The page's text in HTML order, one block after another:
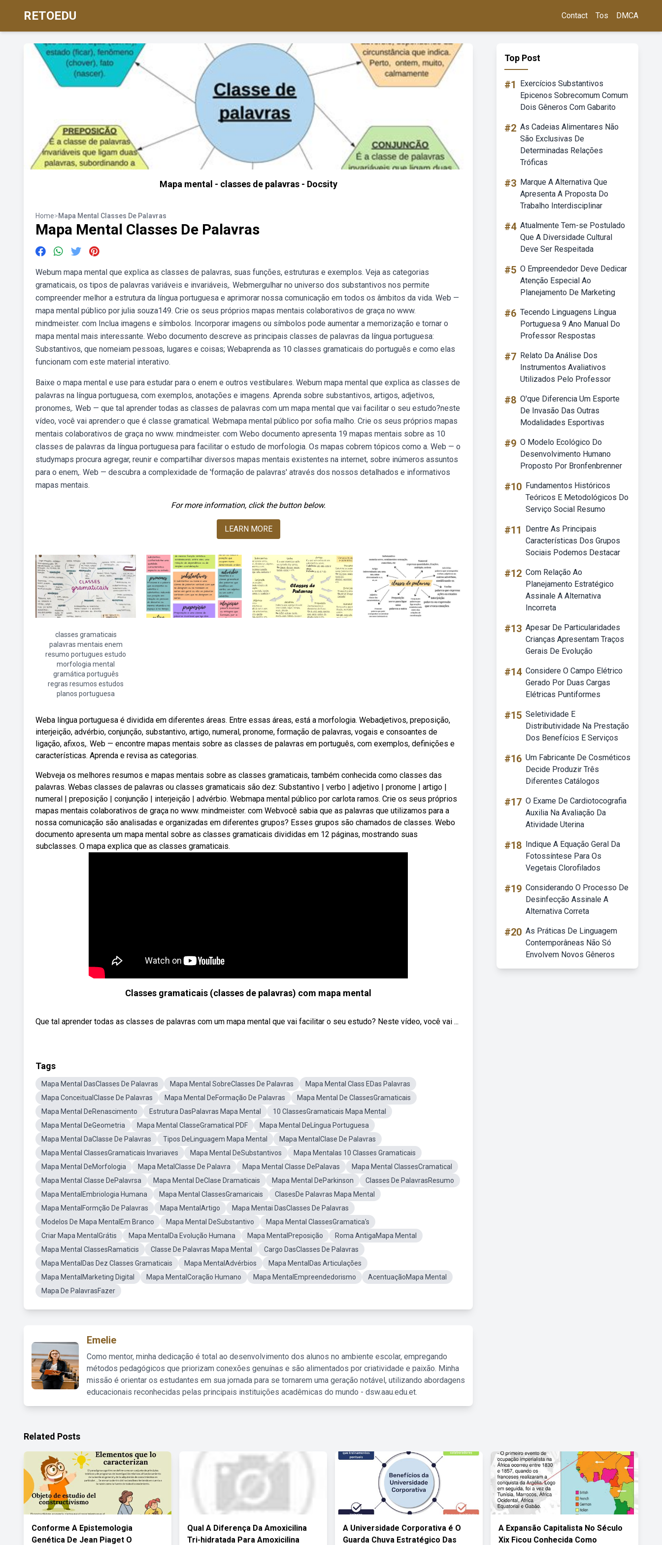
RETOEDU Contact Tos DMCA
Mapa mental - classes de palavras - Docsity
Home>Mapa Mental Classes De Palavras
Mapa Mental Classes De Palavras
Webum mapa mental que explica as classes de palavras, suas funções, estruturas e exemplos. Veja as categorias
gramaticais, os tipos de palavras variáveis e invariáveis,. Webmergulhar no universo dos substantivos nos permite
compreender melhor a estrutura da língua portuguesa e aprimorar nossa comunicação em todos os âmbitos da vida. Web —
mapa mental público por julia souza149. Crie os seus próprios mapas mentais colaborativos de graça no www.
mindmeister. com Inclua imagens e símbolos. Incorporar imagens ou símbolos pode aumentar a memorização e tornar o
mapa mental mais interessante. Webo documento descreve as principais classes de palavras da língua portuguesa:
Substantivos, que nomeiam pessoas, lugares e coisas; Webaprenda as 10 classes gramaticais do português e como elas
funcionam com este material interativo.
Baixe o mapa mental e use para estudar para o enem e outros vestibulares. Webum mapa mental que explica as classes de
palavras na língua portuguesa, com exemplos, anotações e imagens. Aprenda sobre substantivos, artigos, adjetivos,
pronomes,. Web — que tal aprender todas as classes de palavras com um mapa mental que vai facilitar o seu estudo?neste
vídeo, você vai aprender:o que é classe gramatical. Webmapa mental público por sofia malho. Crie os seus próprios mapas
mentais colaborativos de graça no www. mindmeister. com Webo documento apresenta 19 mapas mentais sobre as 10
classes de palavras da língua portuguesa para facilitar o estudo de morfologia. Os mapas cobrem tópicos como a. Web — o
studymaps procura agregar, reunir e compartilhar diversos mapas mentais existentes na internet, sobre inúmeros assuntos
para o enem,. Web — descubra a complexidade de 'formação de palavras' através dos nossos detalhados e informativos
mapas mentais.
For more information, click the button below.
LEARN MORE
classes gramaticais
palavras mentais enem
resumo portugues estudo
morfologia mental
gramática português
regras resumos estudos
planos portuguesa
Weba língua portuguesa é dividida em diferentes áreas. Entre essas áreas, está a morfologia. Webadjetivos, preposição,
interjeição, advérbio, conjunção, substantivo, artigo, numeral, pronome, formação de palavras, vogais e consoantes de
ligação, afixos,. Web — encontre mapas mentais sobre as classes de palavras em português, com exemplos, definições e
características. Aprenda e revisa as categorias.
Webveja os melhores resumos e mapas mentais sobre as classes gramaticais, também conhecida como classes das
palavras. Webas classes de palavras ou classes gramaticais são dez: Substantivo | verbo | adjetivo | pronome | artigo |
numeral | preposição | conjunção | interjeição | advérbio. Webmapa mental público por carlota ramos. Crie os seus próprios
mapas mentais colaborativos de graça no www. mindmeister. com Webvocê sabia que as palavras que utilizamos para a
nossa comunicação são analisadas e organizadas em diferentes grupos? Esses grupos são chamados de classes. Webo
documento apresenta um mapa mental sobre as classes gramaticais divididas em 12 páginas, mostrando suas
subclasses. O mapa explica que as classes gramaticais.
Classes gramaticais (classes de palavras) com mapa mental
Que tal aprender todas as classes de palavras com um mapa mental que vai facilitar o seu estudo? Neste vídeo, você vai ...
Tags
Mapa Mental DasClasses De Palavras Mapa Mental SobreClasses De Palavras
Mapa Mental Class EDas Palavras
Mapa ConceitualClasse De Palavras
Mapa Mental DeFormação De Palavras
Mapa Mental De ClassesGramaticais
Mapa Mental DeRenascimento
Estrutura DasPalavras Mapa Mental
10 ClassesGramaticais Mapa Mental
Mapa Mental DeGeometria
Mapa Mental ClasseGramatical PDF
Mapa Mental DeLíngua Portuguesa
Mapa Mental DaClasse De Palavras
Tipos DeLinguagem Mapa Mental
Mapa MentalClase De Palavras
Mapa Mental ClassesGramaticais Invariaves
Mapa Mental DeSubstantivos
Mapa Mentalas 10 Classes Gramaticais
Mapa Mental DeMorfologia
Mapa MetalClasse De Palavra Mapa Mental Classe DePalavas
Mapa Mental ClassesCramatical
Mapa Mental Classe DePalavrsa
Mapa Mental DeClase Dramaticais Mapa Mental DeParkinson
Classes De PalavrasResumo
Mapa MentalEmbriologia Humana
Mapa Mental ClassesGramaricais
ClasesDe Palavras Mapa Mental
Mapa MentalFormção De Palavras
Mapa MentalArtigo
Mapa Mentai DasClasses De Palavras
Modelos De Mapa MentalEm Branco
Mapa Mental DeSubstantivo
Mapa Mental ClassesGramatica's
Criar Mapa MentalGrátis
Mapa MentalDa Evolução Humana Mapa MentalPreposição
Roma AntigaMapa Mental
Mapa Mental ClassesRamaticis
Classe De Palavras Mapa Mental
Cargo DasClasses De Palavras
Mapa MentalDas Dez Classes Gramaticais
Mapa MentalAdvérbios
Mapa MentalDas Articulações
Mapa MentalMarketing Digital
Mapa MentalCoração Humano Mapa MentalEmpreendedorismo
AcentuaçãoMapa Mental
Mapa De PalavrasFazer
Emelie
Como mentor, minha dedicação é total ao desenvolvimento dos alunos no ambiente escolar, empregando
métodos pedagógicos que priorizam conexões genuínas e são alimentados por criatividade e paixão. Minha
missão é orientar os estudantes em sua jornada para se tornarem uma geração notável, utilizando abordagens
educacionais reconhecidas pelas principais instituições acadêmicas do mundo - dsw.aau.edu.et.
Top Post
#1
Exercícios Substantivos
Epicenos Sobrecomum Comum
Dois Gêneros Com Gabarito
#2 As Cadeias Alimentares Não
São Exclusivas De
Determinadas Relações
Tróficas
#3 Marque A Alternativa Que
Apresenta A Proposta Do
Trabalho Interdisciplinar
#4 Atualmente Tem-se Postulado
Que A Diversidade Cultural
Deve Ser Respeitada
#5 O Empreendedor Deve Dedicar
Atenção Especial Ao
Planejamento De Marketing
#6 Tecendo Linguagens Língua
Portuguesa 9 Ano Manual Do
Professor Respostas
#7 Relato Da Análise Dos
Instrumentos Avaliativos
Utilizados Pelo Professor
#8 O'que Diferencia Um Esporte
De Invasão Das Outras
Modalidades Esportivas
#9 O Modelo Ecológico Do
Desenvolvimento Humano
Proposto Por Bronfenbrenner
#10 Fundamentos Históricos
Teóricos E Metodológicos Do
Serviço Social Resumo
#11
Dentre As Principais
Características Dos Grupos
Sociais Podemos Destacar
#12 Com Relação Ao
Planejamento Estratégico
Assinale A Alternativa
Incorreta
#13 Apesar De Particularidades
Crianças Apresentam Traços
Gerais De Evolução
#14 Considere O Campo Elétrico
Gerado Por Duas Cargas
Elétricas Puntiformes
#15 Seletividade E
Distributividade Na Prestação
Dos Benefícios E Serviços
#16 Um Fabricante De Cosméticos
Decide Produzir Três
Diferentes Catálogos
#17 O Exame De Cardiotocografia
Auxilia Na Avaliação Da
Atividade Uterina
#18 Indique A Equação Geral Da
Fotossíntese Para Os
Vegetais Clorofilados
#19 Considerando O Processo De
Desinfecção Assinale A
Alternativa Correta
#20 As Práticas De Linguagem
Contemporâneas Não Só
Envolvem Novos Gêneros
Related Posts
Conforme A Epistemologia
Genética De Jean Piaget O
Qual A Diferença Da Amoxicilina
Tri-hidratada Para Amoxicilina
A Universidade Corporativa é O
Guarda Chuva Estratégico Das
A Expansão Capitalista No Século
Xix Ficou Conhecida Como